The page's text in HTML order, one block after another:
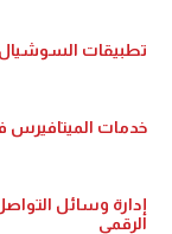
تطبيقات السوشيال
خدمات الميتافيرس
إدارة وسائل
الرقمي